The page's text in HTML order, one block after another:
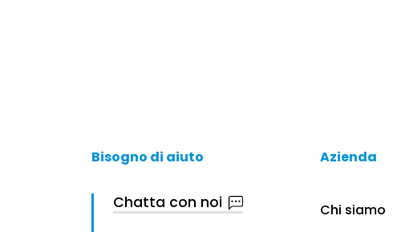
Bisogno di aiuto
Chatta con noi
Azienda
Chi siamo